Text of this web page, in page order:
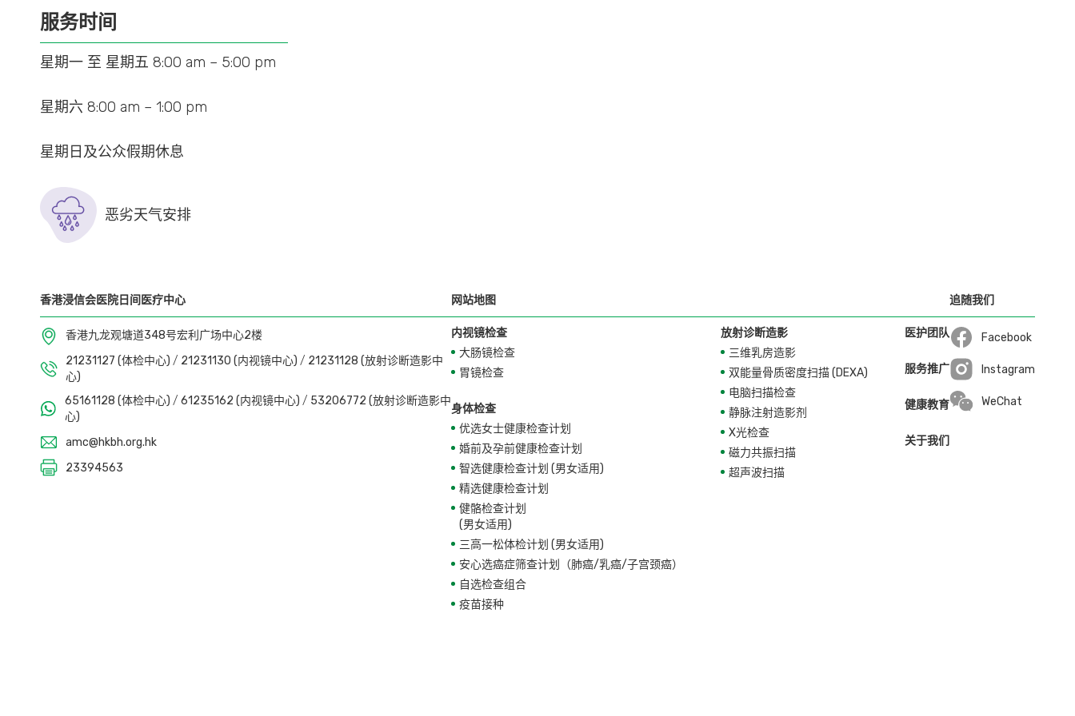
服务时间
星期一 至 星期五 8:00 am – 5:00 pm
星期六 8:00 am – 1:00 pm
星期日及公众假期休息
恶劣天气安排
香港浸信会医院日间医疗中心
香港九龙观塘道348号宏利广场中心2楼
21231127 (体检中心) / 21231130 (内视镜中心) / 21231128 (放射诊断造影中
心)
65161128 (体检中心)/61235162 (内视镜中心)/ 53206772 (放射诊断造影中
心)
amc@hkbh.org.hk
23394563
网站地图
内视镜检查
大肠镜检查
胃镜检查
身体检查
优选女士健康检查计划
婚前及孕前健康检查计划
智选健康检查计划 (男女适用)
精选健康检查计划
健骼检查计划
(男女适用)
三高一松体检计划 (男女适用)
安心选癌症筛查计划（肺癌/乳癌/子宫颈癌）
自选检查组合
疫苗接种
放射诊断造影
三维乳房造影
双能量骨质密度扫描 (DEXA)
电脑扫描检查
静脉注射造影剂
X光检查
磁力共振扫描
超声波扫描
医护团队
服务推广
健康教育
关于我们
追随我们
Facebook
Instagram
WeChat